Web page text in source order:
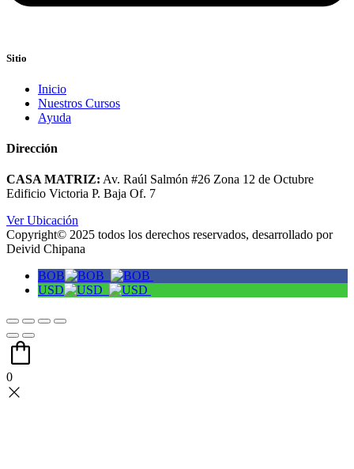
Sitio
Inicio
Nuestros Cursos
Ayuda
Dirección
CASA MATRIZ: Av. Raúl Salmón #26 Zona 12 de Octubre
Edificio Victoria P. Baja Of. 7
Ver Ubicación
Copyright© 2025 todos los derechos reservados, desarrollado por
Deivid Chipana
BOB
USD
0